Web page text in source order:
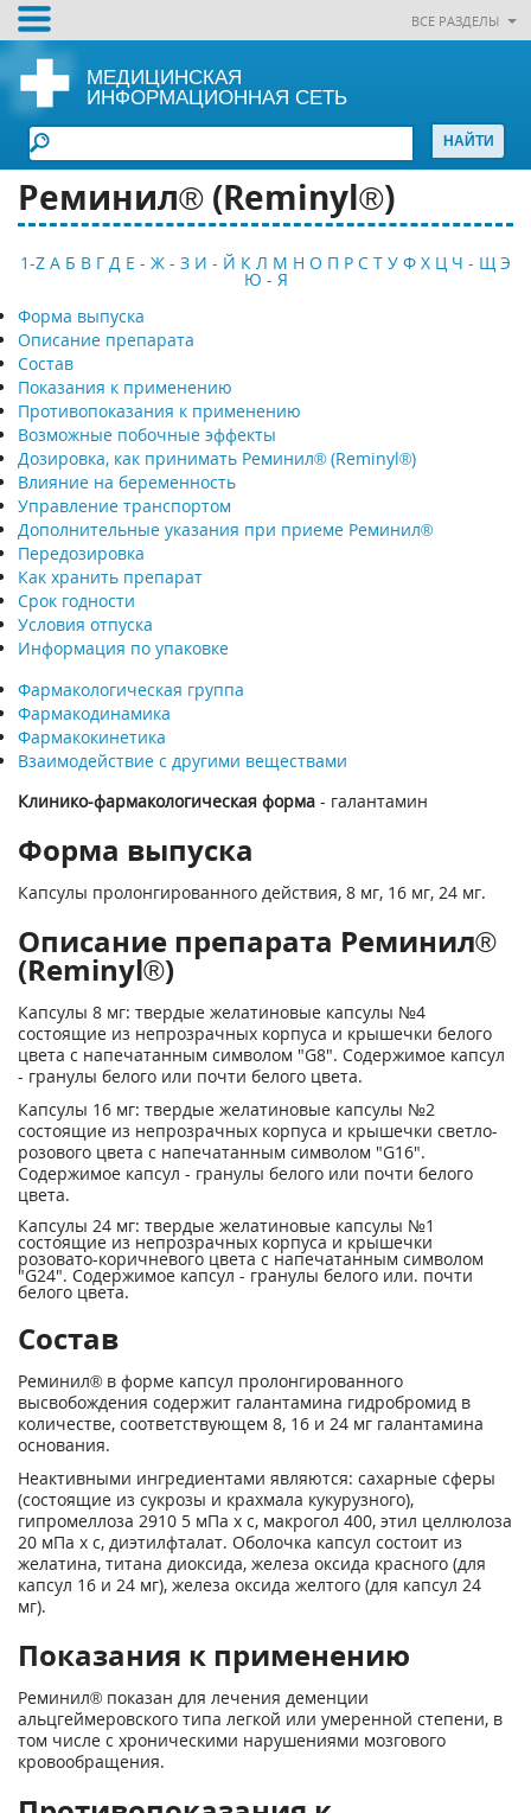
ВСЕ РАЗДЕЛЫ
МЕДИЦИНСКАЯ
ИНФОРМАЦИОННАЯ СЕТЬ
Реминил® (Reminyl®)
1-Z А Б В Г Д Е - Ж - З И - Й К Л М Н О П Р С Т У Ф Х Ц Ч - Щ Э
Ю - Я
Форма выпуска
Описание препарата
Состав
Показания к применению
Противопоказания к применению
Возможные побочные эффекты
Дозировка, как принимать Реминил® (Reminyl®)
Влияние на беременность
Управление транспортом
Дополнительные указания при приеме Реминил®
Передозировка
Как хранить препарат
Срок годности
Условия отпуска
Информация по упаковке
Фармакологическая группа
Фармакодинамика
Фармакокинетика
Взаимодействие с другими веществами
Клинико-фармакологическая форма - галантамин
Форма выпуска
Капсулы пролонгированного действия, 8 мг, 16 мг, 24 мг.
Описание препарата Реминил®
(Reminyl®)
Капсулы 8 мг: твердые желатиновые капсулы №4
состоящие из непрозрачных корпуса и крышечки белого
цвета с напечатанным символом "G8". Содержимое капсул
- гранулы белого или почти белого цвета.
Капсулы 16 мг: твердые желатиновые капсулы №2
состоящие из непрозрачных корпуса и крышечки светло-
розового цвета с напечатанным символом "G16".
Содержимое капсул - гранулы белого или почти белого
цвета.
Капсулы 24 мг: твердые желатиновые капсулы №1
состоящие из непрозрачных корпуса и крышечки
розовато-коричневого цвета с напечатанным символом
"G24". Содержимое капсул - гранулы белого или. почти
белого цвета.
Состав
Реминил® в форме капсул пролонгированного
высвобождения содержит галантамина гидробромид в
количестве, соответствующем 8, 16 и 24 мг галантамина
основания.
Неактивными ингредиентами являются: сахарные сферы
(состоящие из сукрозы и крахмала кукурузного),
гипромеллоза 2910 5 мПа х с, макрогол 400, этил целлюлоза
20 мПа х с, диэтилфталат. Оболочка капсул состоит из
желатина, титана диоксида, железа оксида красного (для
капсул 16 и 24 мг), железа оксида желтого (для капсул 24
мг).
Показания к применению
Реминил® показан для лечения деменции
альцгеймеровского типа легкой или умеренной степени, в
том числе с хроническими нарушениями мозгового
кровообращения.